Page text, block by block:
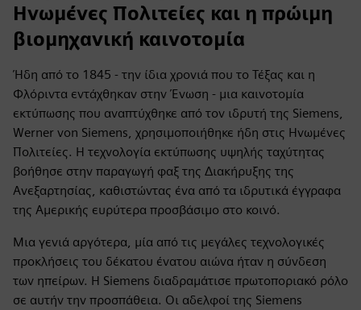
Ηνωμένες Πολιτείες και η πρώιμη
βιομηχανική καινοτομία
Ήδη από το 1845 - την ίδια χρονιά που το Τέξας και η
Φλόριντα εντάχθηκαν στην Ένωση - μια καινοτομία
εκτύπωσης που αναπτύχθηκε από τον ιδρυτή της Siemens,
Werner von Siemens, χρησιμοποιήθηκε ήδη στις Ηνωμένες
Πολιτείες. Η τεχνολογία εκτύπωσης υψηλής ταχύτητας
βοήθησε στην παραγωγή φαξ της Διακήρυξης της
Ανεξαρτησίας, καθιστώντας ένα από τα ιδρυτικά έγγραφα
της Αμερικής ευρύτερα προσβάσιμο στο κοινό.
Μια γενιά αργότερα, μία από τις μεγάλες τεχνολογικές
προκλήσεις του δέκατου ένατου αιώνα ήταν η σύνδεση
των ηπείρων. Η Siemens διαδραμάτισε πρωτοποριακό ρόλο
σε αυτήν την προσπάθεια. Οι αδελφοί της Siemens